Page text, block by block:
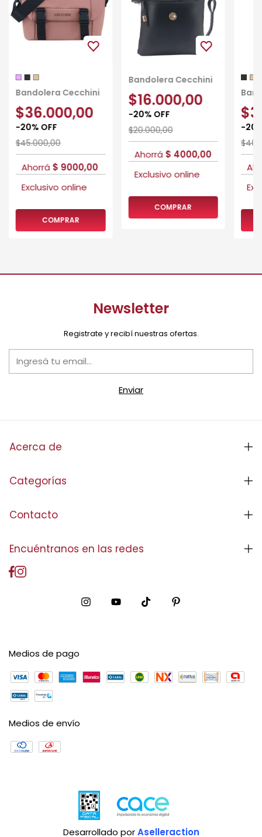
Bandolera Cecchini
$36.000,00
-20% OFF
$45.000,00
COMPRAR
Bandolera Cecchini
$16.000,00
-20% OFF
$20.000,00
-20
Newsletter
Registrate y recibí nuestras ofertas.
Acerca de
Categorías
Contacto
Encuéntranos en las redes
Medios de pago
Medios de envío
Desarrollado porAselleraction